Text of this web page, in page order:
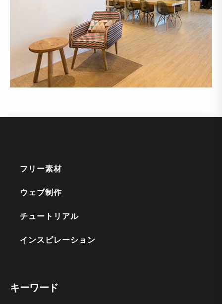
フリー素材
ウェブ制作
チュートリアル
インスピレーション
キーワード